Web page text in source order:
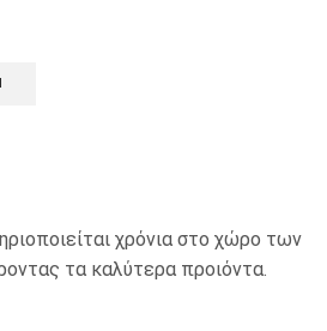
χρόνια στο χώρο των
τα καλύτερα προιόντα.